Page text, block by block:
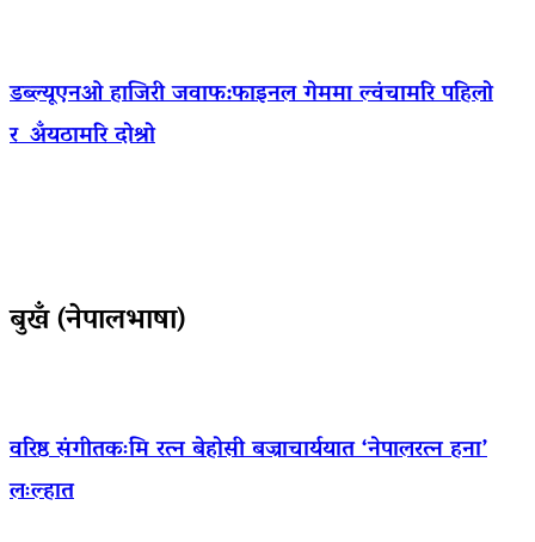
डब्ल्यूएनओ हाजिरी जवाफ:फाइनल गेममा ल्वंचामरि पहिलो
र अँयठामरि दोश्रो
बुखँ (नेपालभाषा)
वरिष्ठ संगीतकःमि रत्न बेहोसी बज्राचार्ययात ‘नेपालरत्न हना’
लःल्हात